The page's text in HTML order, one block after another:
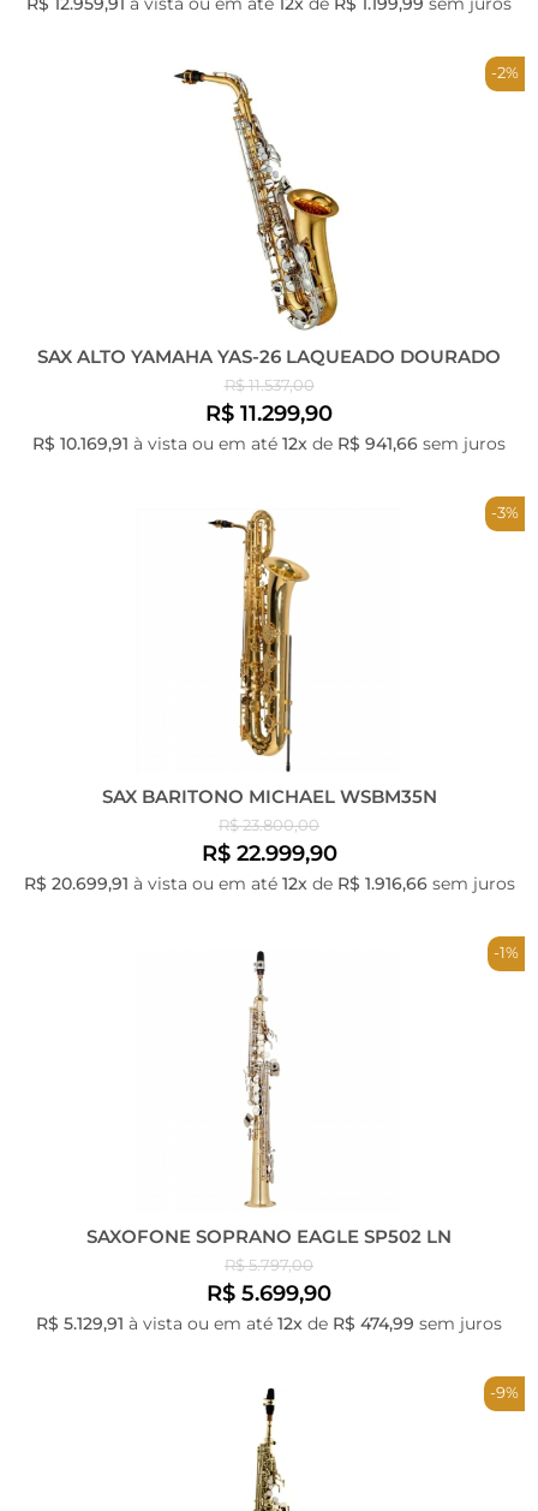
-2%
SAX ALTO YAMAHA YAS-26 LAQUEADO DOURADO
R$ 11.537,00
R$ 11.299,90
R$ 10.169,91 à vista ou em até 12x de R$ 941,66 sem juros
-3%
SAX BARITONO MICHAEL WSBM35N
R$ 23.800,00
R$ 22.999,90
R$ 20.699,91 à vista ou em até 12xde R$ 1.916,66sem juros
-1%
SAXOFONE SOPRANO EAGLE SP502 LN
R$ 5.797,00
R$ 5.699,90
R$ 5.129,91 à vista ou em até 12x de R$ 474,99 sem juros
-9%